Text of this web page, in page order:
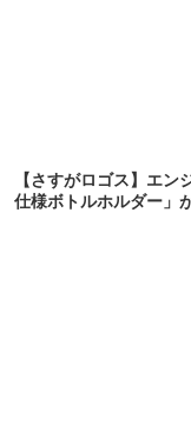
【さすがロゴス】エ
仕様ボトルホルダー」